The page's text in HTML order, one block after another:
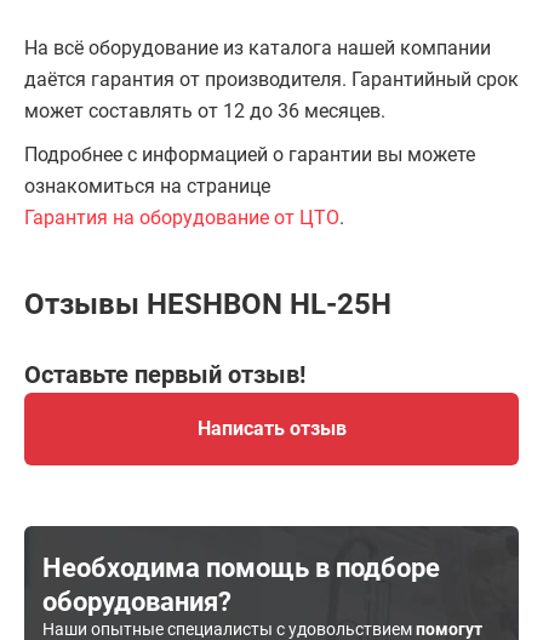
На всё оборудование из каталога нашей компании
даётся гарантия от производителя. Гарантийный срок
может составлять от 12 до 36 месяцев.
Подробнее с информацией о гарантии вы можете
ознакомиться на странице
Гарантия на оборудование от ЦТО.
Отзывы HESHBON HL-25H
Оставьте первый отзыв!
Написать отзыв
Необходима помощь в подборе
оборудования?
Наши опытные специалисты с удовольствиемпомогут